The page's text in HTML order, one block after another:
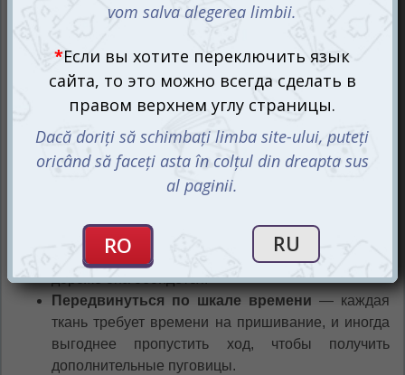
Дуэльная стратегия Пэчворк: Юбилейное издание
создание самого гармоничного и выгодного
текстильного полотна. Перед вами игровое поле в
виде швейного холста, центральный рынок с
лоскутками разных форм и размеров, а также жетоны
пуговиц — основной ресурс настолки.
Во время своего хода игроки могут:
пуговицы, вы добавляете новый фрагмент на
своё поле. Но учтите, чем сложнее форма, тем
дороже она обойдётся!
Передвинуться по шкале времени — каждая
ткань требует времени на пришивание, и иногда
выгоднее пропустить ход, чтобы получить
дополнительные пуговицы.